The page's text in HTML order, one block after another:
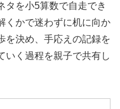
タを小5算数で自走でき
くかで迷わずに机に向か
を決め、手応えの記録を
いく過程を親子で共有し